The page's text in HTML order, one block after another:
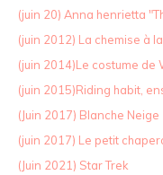
(juin 20) Anna henrietta
(juin 2012) La chemise à
(juin 2014)Le costume de
(juin 2015)Riding habit,
(Juin 2017) Blanche Neige
(juin 2017) Le petit
(Juin 2021) Star Trek